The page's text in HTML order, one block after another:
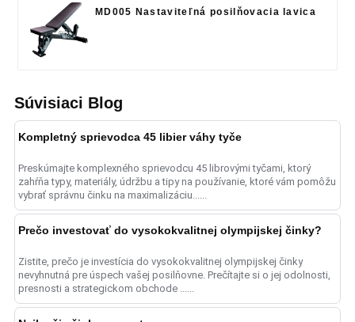
MD005 Nastaviteľná posilňovacia lavica
Súvisiaci Blog
Kompletný sprievodca 45 libier váhy tyče
Preskúmajte komplexného sprievodcu 45 librovými tyčami, ktorý
zahŕňa typy, materiály, údržbu a tipy na používanie, ktoré vám pomôžu
vybrať správnu činku na maximalizáciu......
Prečo investovať do vysokokvalitnej olympijskej činky?
Zistite, prečo je investícia do vysokokvalitnej olympijskej činky
nevyhnutná pre úspech vašej posilňovne. Prečítajte si o jej odolnosti,
presnosti a strategickom obchode ......